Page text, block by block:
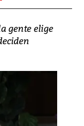
gente elige